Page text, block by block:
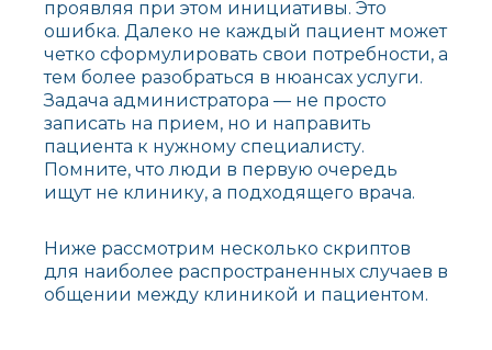
проявляя при этом инициативы. Это
ошибка. Далеко не каждый пациент может
четко сформулировать свои потребности, а
тем более разобраться в нюансах услуги.
Задача администратора — не просто
записать на прием, но и направить
пациента к нужному специалисту.
Помните, что люди в первую очередь
ищут не клинику, а подходящего врача.
Ниже рассмотрим несколько скриптов
для наиболее распространенных случаев в
общении между клиникой и пациентом.